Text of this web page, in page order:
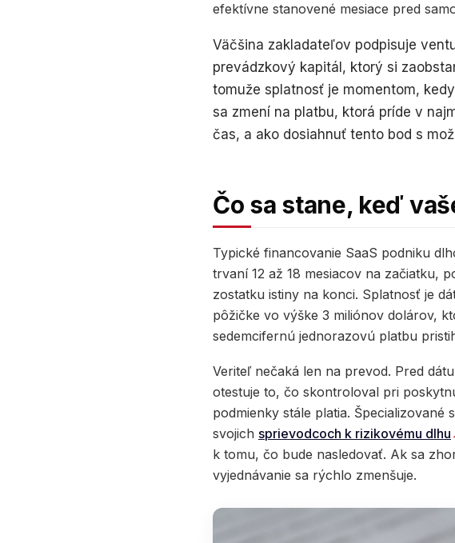
efektívne stanovené mesiace pred
Väčšina zakladateľov podpisuje
prevádzkový kapitál, ktorý si
tomuže splatnosť je momentom,
sa zmení na platbu, ktorá príde v
čas, a ako dosiahnuť tento bod s
Čo sa stane, keď
Typické financovanie SaaS podniku
trvaní 12 až 18 mesiacov na začiatku,
zostatku istiny na konci. Splatnosť je
pôžičke vo výške 3 miliónov dolárov,
sedemcifernú jednorazovú platbu
Veriteľ nečaká len na prevod. Pred
otestuje to, čo skontroloval pri
podmienky stále platia.
svojich sprievodcoch k rizikovému dlhu
k tomu, čo bude nasledovať. Ak sa
vyjednávanie sa rýchlo zmenšuje.